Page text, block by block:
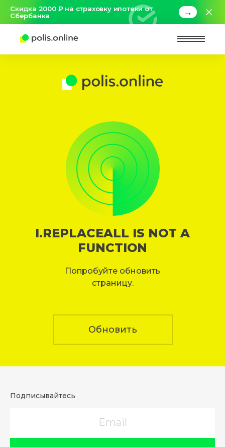
Скидка 2000 ₽ на страховку ипотеки от
Сбербанка
→
I.REPLACEALL IS NOT A
FUNCTION
Попробуйте обновить
страницу.
Обновить
Подписывайтесь